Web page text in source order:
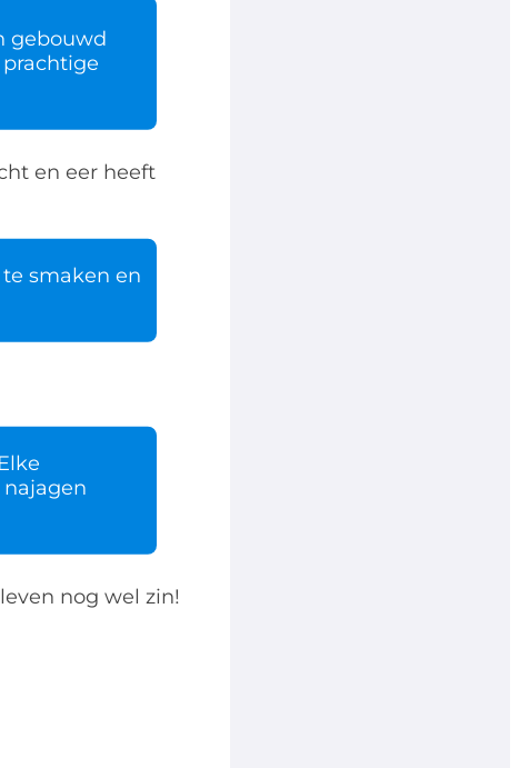
gebouwd
en eer heeft
smaken en
nog wel zin!